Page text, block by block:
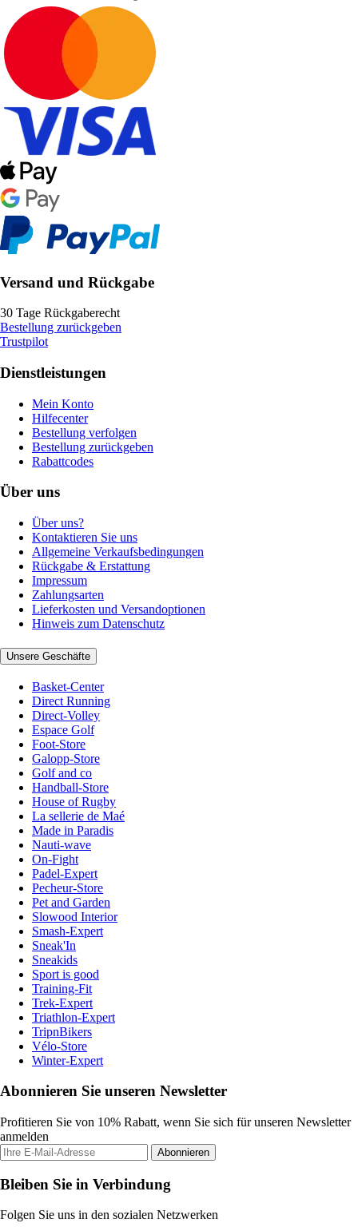
Versand und Rückgabe
30 Tage Rückgaberecht
Bestellung zurückgeben
Trustpilot
Dienstleistungen
Mein Konto
Hilfecenter
Bestellung verfolgen
Bestellung zurückgeben
Rabattcodes
Über uns
Über uns?
Kontaktieren Sie uns
Allgemeine Verkaufsbedingungen
Rückgabe & Erstattung
Impressum
Zahlungsarten
Lieferkosten und Versandoptionen
Hinweis zum Datenschutz
Unsere Geschäfte
Basket-Center
Direct Running
Direct-Volley
Espace Golf
Foot-Store
Galopp-Store
Golf and co
Handball-Store
House of Rugby
La sellerie de Maé
Made in Paradis
Nauti-wave
On-Fight
Padel-Expert
Pecheur-Store
Pet and Garden
Slowood Interior
Smash-Expert
Sneak'In
Sneakids
Sport is good
Training-Fit
Trek-Expert
Triathlon-Expert
TripnBikers
Vélo-Store
Winter-Expert
Abonnieren Sie unseren Newsletter
Profitieren Sie von 10% Rabatt, wenn Sie sich für unseren Newsletter
anmelden
Abonnieren
Bleiben Sie in Verbindung
Folgen Sie uns in den sozialen Netzwerken